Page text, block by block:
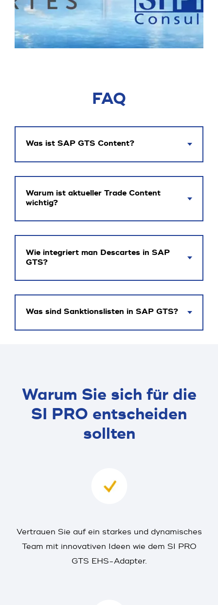
FAQ
Was ist SAP GTS Content?
Warum ist aktueller Trade Content
wichtig?
Wie integriert man Descartes in SAP
GTS?
Was sind Sanktionslisten in SAP GTS?
Warum Sie sich für die
SI PRO entscheiden
sollten
Vertrauen Sie auf ein starkes und dynamisches
Team mit innovativen Ideen wie dem SI PRO
GTS EHS-Adapter.